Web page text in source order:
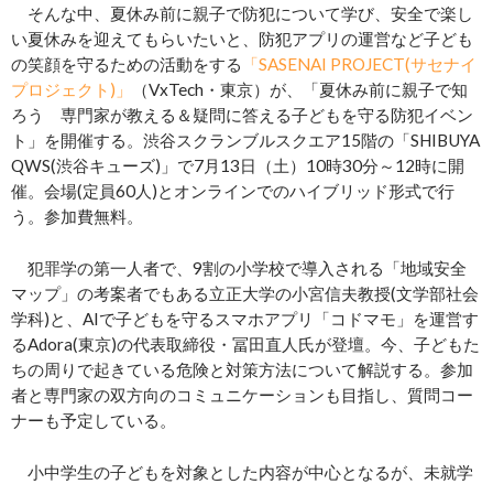
そんな中、夏休み前に親子で防犯について学び、安全で楽し
い夏休みを迎えてもらいたいと、防犯アプリの運営など子ども
の笑顔を守るための活動をする
「SASENAI PROJECT(サセナイ
プロジェクト)」
（VxTech・東京）が、「夏休み前に親子で知
ろう 専門家が教える＆疑問に答える子どもを守る防犯イベン
ト」を開催する。渋谷スクランブルスクエア15階の「SHIBUYA
QWS(渋谷キューズ)」で7月13日（土）10時30分～12時に開
催。会場(定員60人)とオンラインでのハイブリッド形式で行
う。参加費無料。
犯罪学の第一人者で、9割の小学校で導入される「地域安全
マップ」の考案者でもある立正大学の小宮信夫教授(文学部社会
学科)と、AIで子どもを守るスマホアプリ「コドマモ」を運営す
るAdora(東京)の代表取締役・冨田直人氏が登壇。今、子どもた
ちの周りで起きている危険と対策方法について解説する。参加
者と専門家の双方向のコミュニケーションも目指し、質問コー
ナーも予定している。
小中学生の子どもを対象とした内容が中心となるが、未就学